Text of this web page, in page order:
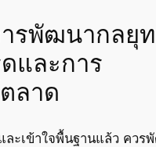
ารพัฒนากลยุ
และการ
ลาด
ละเข้าใจพื้นฐานแล้ว ควร